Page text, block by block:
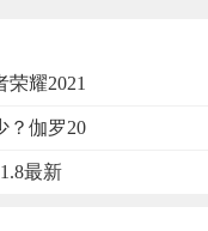
耀2021
？伽罗20
最新